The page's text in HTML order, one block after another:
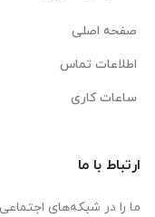
صفحه اصلی
اطلاعات تماس
ساعات کاری
ارتباط با ما
ما را در شبکه‌های